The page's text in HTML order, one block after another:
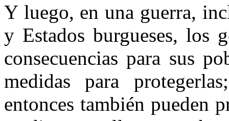
Y luego, en una guerra,
y Estados burgueses, los
consecuencias para sus
medidas para
entonces también pueden